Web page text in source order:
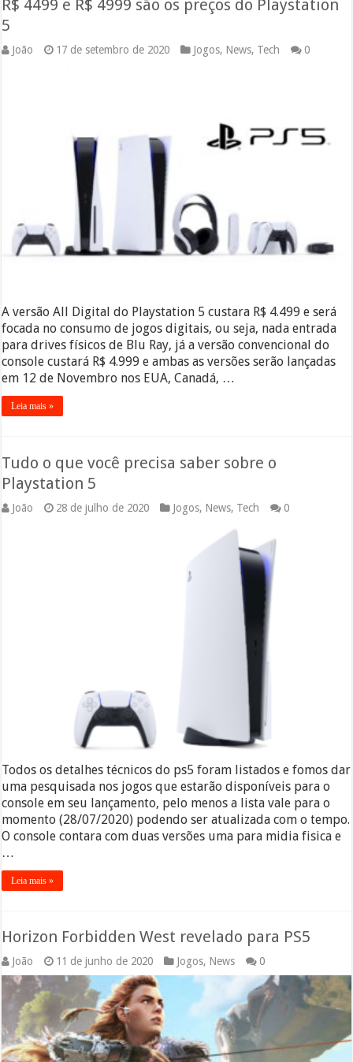
R$ 4499 e R$ 4999 são os preços do Playstation
5
João 17 de setembro de 2020 Jogos, News, Tech 0
A versão All Digital do Playstation 5 custara R$ 4.499 e será
focada no consumo de jogos digitais, ou seja, nada entrada
para drives físicos de Blu Ray, já a versão convencional do
console custará R$ 4.999 e ambas as versões serão lançadas
em 12 de Novembro nos EUA, Canadá, …
Leia mais »
Tudo o que você precisa saber sobre o
Playstation 5
João 28 de julho de 2020 Jogos, News, Tech 0
Todos os detalhes técnicos do ps5 foram listados e fomos dar
uma pesquisada nos jogos que estarão disponíveis para o
console em seu lançamento, pelo menos a lista vale para o
momento (28/07/2020) podendo ser atualizada com o tempo.
O console contara com duas versões uma para midia fisica e
…
Leia mais »
Horizon Forbidden West revelado para PS5
João 11 de junho de 2020 Jogos, News 0